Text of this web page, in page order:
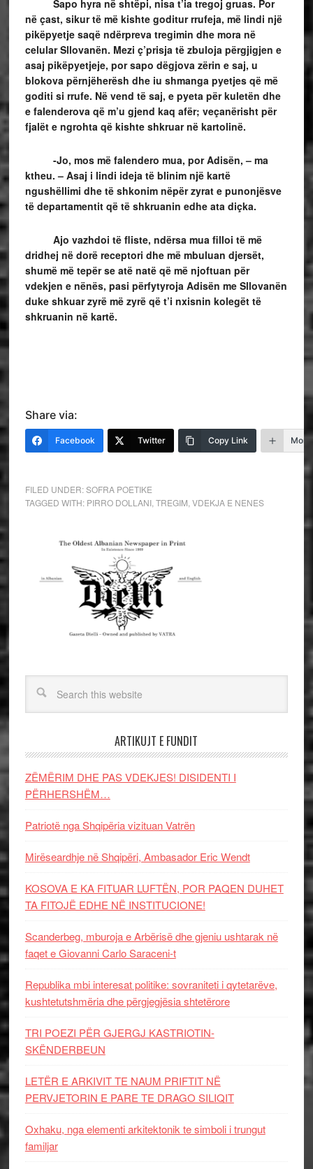
Sapo hyra në shtëpi, nisa t’ia tregoj gruas. Por
në çast, sikur të më kishte goditur rrufeja, më lindi një
pikëpyetje saqë ndërpreva tregimin dhe mora në
celular Sllovanën. Mezi ç’prisja të zbuloja përgjigjen e
asaj pikëpyetjeje, por sapo dëgjova zërin e saj, u
blokova përnjëherësh dhe iu shmanga pyetjes që më
goditi si rrufe. Në vend të saj, e pyeta për kuletën dhe
e falenderova që m’u gjend kaq afër; veçanërisht për
fjalët e ngrohta që kishte shkruar në kartolinë.
-Jo, mos më falendero mua, por Adisën, – ma
ktheu. – Asaj i lindi ideja të blinim një kartë
ngushëllimi dhe të shkonim nëpër zyrat e punonjësve
të departamentit që të shkruanin edhe ata diçka.
Ajo vazhdoi të fliste, ndërsa mua filloi të më
dridhej në dorë receptori dhe më mbuluan djersët,
shumë më tepër se atë natë që më njoftuan për
vdekjen e nënës, pasi përfytyroja Adisën me Sllovanën
duke shkuar zyrë më zyrë që t’i nxisnin kolegët të
shkruanin në kartë.
Share via:
Facebook Twitter Copy Link More
FILED UNDER:SOFRA POETIKE
TAGGED WITH: PIRRO DOLLANI, TREGIM VDEKJA E NENES
ARTIKUJT E FUNDIT
ZËMËRIM DHE PAS VDEKJES! DISIDENTI I
PËRHERSHËM…
Patriotë nga Shqipëria vizituan Vatrën
Mirëseardhje në Shqipëri, Ambasador Eric Wendt
KOSOVA E KA FITUAR LUFTËN, POR PAQEN DUHET
TA FITOJË EDHE NË INSTITUCIONE!
Scanderbeg, mburoja e Arbërisë dhe gjeniu ushtarak në
faqet e Giovanni Carlo Saraceni-t
Republika mbi interesat politike: sovraniteti i qytetarëve,
kushtetutshmëria dhe përgjegjësia shtetërore
TRI POEZI PËR GJERGJ KASTRIOTIN-
SKËNDERBEUN
LETËR E ARKIVIT TE NAUM PRIFTIT NË
PERVJETORIN E PARE TE DRAGO SILIQIT
Oxhaku, nga elementi arkitektonik te simboli i trungut
familjar